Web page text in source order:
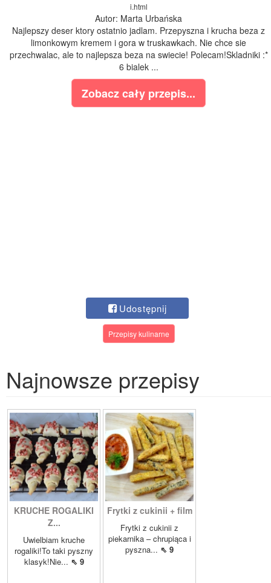
i.html
Autor: Marta Urbańska
Najlepszy deser ktory ostatnio jadlam. Przepyszna i krucha beza z
limonkowym kremem i gora w truskawkach. Nie chce sie
przechwalac, ale to najlepsza beza na swiecie! Polecam!Skladniki :*
6 bialek ...
Zobacz cały przepis...
Udostępnij
Przepisy kulinarne
Najnowsze przepisy
KRUCHE ROGALIKI
Z...
Uwielbiam kruche
rogaliki!To taki pyszny
klasyk!Nie... ⇖ 9
Frytki z cukinii + film
Frytki z cukinii z
piekarnika – chrupiąca i
pyszna... ⇖ 9